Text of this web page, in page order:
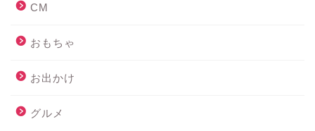
CM
おもちゃ
お出かけ
グルメ